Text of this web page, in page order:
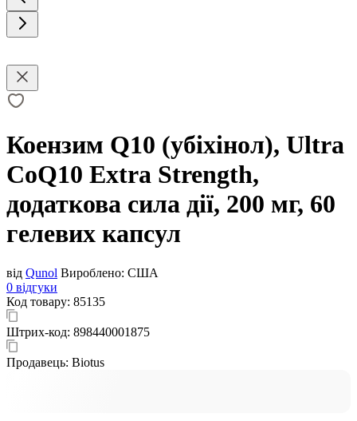
Коензим Q10 (убіхінол), Ultra
CoQ10 Extra Strength,
додаткова сила дії, 200 мг, 60
гелевих капсул
від Qunol Вироблено: США
0 відгуки
Код товару: 85135
Штрих-код: 898440001875
Продавець: Biotus